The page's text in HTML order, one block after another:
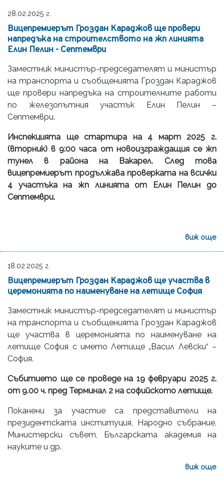
28.02.2025 г.
Вицепремиерът Гроздан Караджов ще провери
напредъка на строителството на жп линията
Елин Пелин - Септември
Заместник министър-председателят и министър
на транспорта и съобщенията Гроздан Караджов
ще провери напредъка на строителните работи
по железопътния участък Елин Пелин –
Септември.
Инспекцията ще стартира на 4 март 2025 г.
(вторник) в 9:00 часа от новоизграждащия се жп
тунел в района на Вакарел. След това
вицепремиерът продължава проверката на всички
4 участъка на жп линията от Елин Пелин до
Септември.
виж още
18.02.2025 г.
Вицепремиерът Гроздан Караджов ще участва в
церемонията по наименуване на летище София
Заместник министър-председателят и министър
на транспорта и съобщенията Гроздан Караджов
ще участва в церемонията по наименуване на
летище София с името Летище „Васил Левски“ –
София.
Събитието ще се проведе на 19 февруари 2025 г.
от 9.00 ч. пред Терминал 2 на софийското летище.
Поканени за участие са представители на
президентската институция, Народно събрание,
Министерски съвет, Българската академия на
науките и др.
виж още